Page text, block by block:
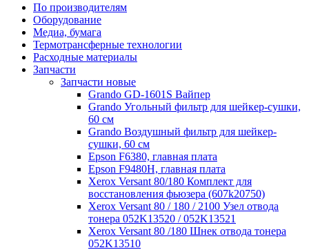
По производителям
Оборудование
Медиа, бумага
Термотрансферные технологии
Расходные материалы
Запчасти
Запчасти новые
Grando GD-1601S Вайпер
Grando Угольный фильтр для шейкер-сушки,
60 см
Grando Воздушный фильтр для шейкер-
сушки, 60 см
Epson F6380, главная плата
Epson F9480H, главная плата
Xerox Versant 80/180 Комплект для
восстановления фьюзера (607k20750)
Xerox Versant 80 / 180 / 2100 Узел отвода
тонера 052K13520 / 052K13521
Xerox Versant 80 /180 Шнек отвода тонера
052K13510